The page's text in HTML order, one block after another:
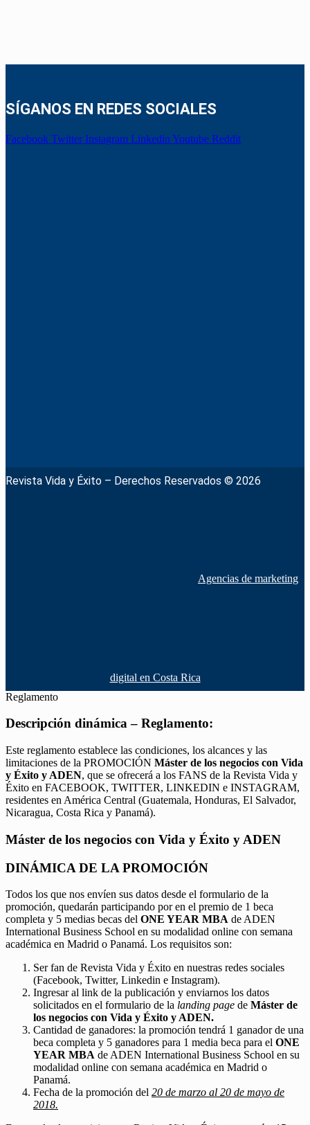
SÍGANOS EN REDES SOCIALES
Facebook Twitter Instagram Linkedin Youtube Reddit
Revista Vida y Éxito – Derechos Reservados © 2026
Agencias de marketing
digital en Costa Rica
Reglamento
Descripción dinámica – Reglamento:
Este reglamento establece las condiciones, los alcances y las
limitaciones de la PROMOCIÓN Máster de los negocios con Vida
y Éxito y ADEN, que se ofrecerá a los FANS de la Revista Vida y
Éxito en FACEBOOK, TWITTER, LINKEDIN e INSTAGRAM,
residentes en América Central (Guatemala, Honduras, El Salvador,
Nicaragua, Costa Rica y Panamá).
Máster de los negocios con Vida y Éxito y ADEN
DINÁMICA DE LA PROMOCIÓN
Todos los que nos envíen sus datos desde el formulario de la
promoción, quedarán participando por en el premio de 1 beca
completa y 5 medias becas del ONE YEAR MBA de ADEN
International Business School en su modalidad online con semana
académica en Madrid o Panamá. Los requisitos son:
Ser fan de Revista Vida y Éxito en nuestras redes sociales
(Facebook, Twitter, Linkedin e Instagram).
Ingresar al link de la publicación y enviarnos los datos
solicitados en el formulario de la landing page de Máster de
los negocios con Vida y Éxito y ADEN.
Cantidad de ganadores: la promoción tendrá 1 ganador de una
beca completa y 5 ganadores para 1 media beca para el ONE
YEAR MBA de ADEN International Business School en su
modalidad online con semana académica en Madrid o
Panamá.
Fecha de la promoción del 20 de marzo al 20 de mayo de
2018.